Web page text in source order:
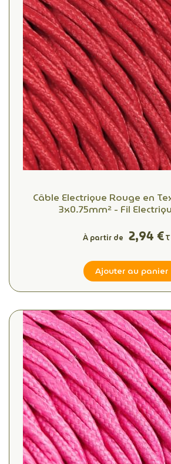
Câble Electrique Rouge en
3x0.75mm² - Fil
À partir de 2,94 €
Ajouter au panier